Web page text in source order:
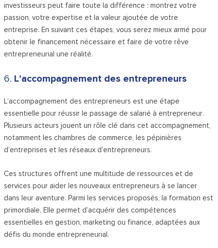
investisseurs peut faire toute la différence : montrez votre
passion, votre expertise et la valeur ajoutée de votre
entreprise. En suivant ces étapes, vous serez mieux armé pour
obtenir le financement nécessaire et faire de votre rêve
entrepreneurial une réalité.
6. L’accompagnement des entrepreneurs
L’accompagnement des entrepreneurs est une étape
essentielle pour réussir le passage de salarié à entrepreneur.
Plusieurs acteurs jouent un rôle clé dans cet accompagnement,
notamment les chambres de commerce, les pépinières
d’entreprises et les réseaux d’entrepreneurs.
Ces structures offrent une multitude de ressources et de
services pour aider les nouveaux entrepreneurs à se lancer
dans leur aventure.Parmi les services proposés, la formation est
primordiale. Elle permet d’acquérir des compétences
essentielles en gestion, marketing ou finance, adaptées aux
défis du monde entrepreneurial.